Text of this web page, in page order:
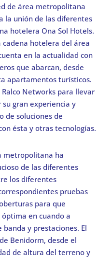
de área metropolitana
la unión de las diferentes
hotelera Ona Sol Hotels.
cadena hotelera del área
en la actualidad con
que abarcan, desde
apartamentos turísticos.
Ralco Networks para llevar
gran experiencia y
de soluciones de
ésta y otras tecnologías.
metropolitana ha
de las diferentes
los diferentes
pruebas
para que
en cuando a
y prestaciones. El
Benidorm, desde el
de altura del terreno y